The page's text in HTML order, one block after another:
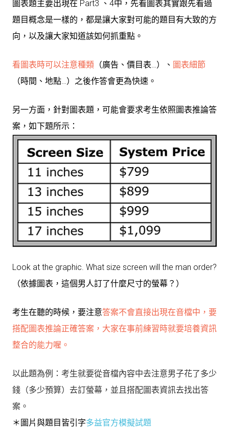
圖表題主要出現在 Part3 、4中，先看圖表其實跟先看過
題目概念是一樣的，都是讓大家對可能的題目有大致的方
向，以及讓大家知道該如何抓重點。
看圖表時可以注意種類 （廣告、價目表…）、 圖表細節
（時間、地點…）之後作答會更為快速。
另一方面，針對圖表題，可能會要求考生依照圖表推論答
案，如下題所示：
Look at the graphic. What size screen will the man order?
（依據圖表，這個男人訂了什麼尺寸的螢幕？）
考生在聽的時候，要注意答案不會直接出現在音檔中，要
搭配圖表推論正確答案，大家在事前練習時就要培養資訊
整合的能力喔。
以此題為例：考生就要從音檔內容中去注意男子花了多少
錢（多少預算）去訂螢幕，並且搭配圖表資訊去找出答
案。
＊ 圖片與題目皆引字多益官方模擬試題